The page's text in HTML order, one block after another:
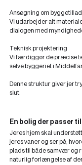
Ansøgning om
Vi udarbejder alt
dialogen med
Teknisk projektering
Vi færdiggør de præcise
selve byggeriet i
Denne struktur giver jer
slut.
En bolig der passer
Jeres hjem skal
jeres vaner og ser på,
plads til både samvær og
naturlig forlængelse af